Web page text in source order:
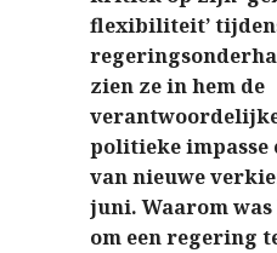
flexibiliteit’
zien ze in hem de
politieke impasse
van nieuwe
juni. Waarom
om een ​​regering